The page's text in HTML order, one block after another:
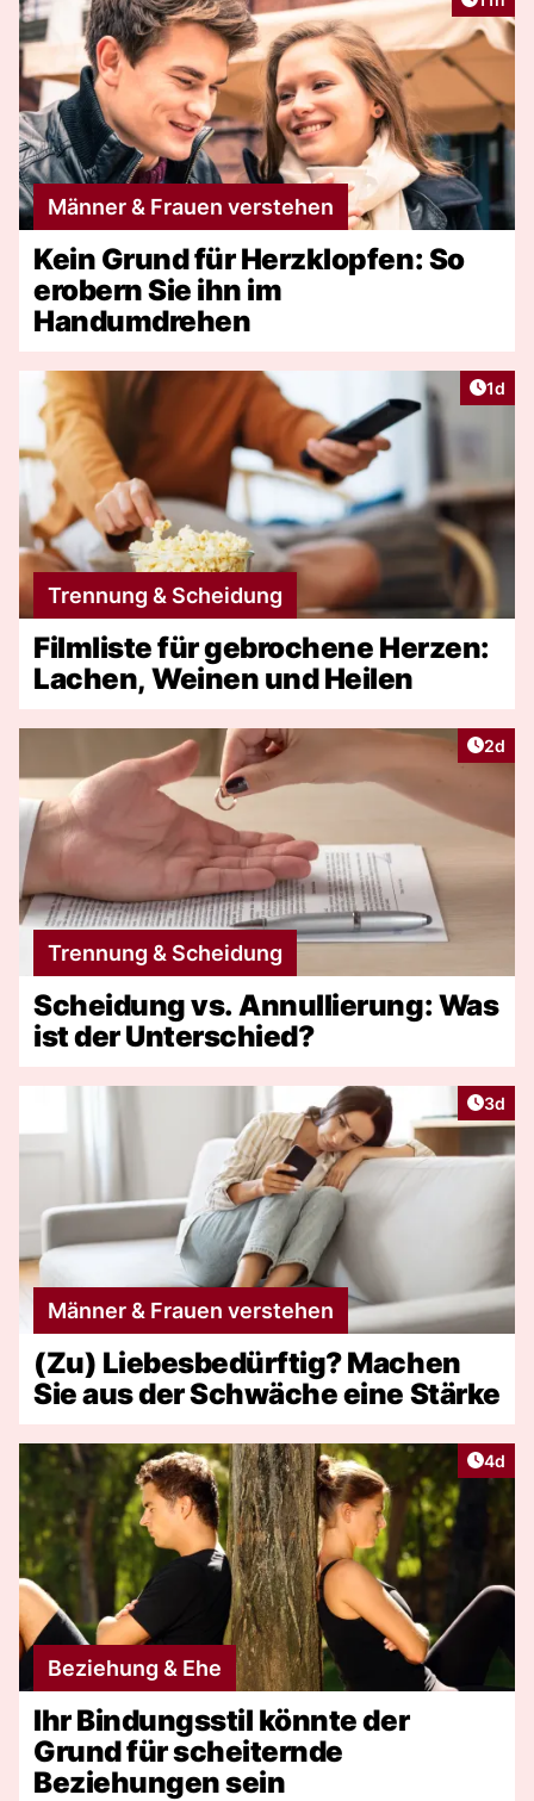
Männer & Frauen verstehen
Kein Grund für Herzklopfen: So
erobern Sie ihn im
Handumdrehen
1d
Trennung & Scheidung
Filmliste für gebrochene Herzen:
Lachen, Weinen und Heilen
2d
Trennung & Scheidung
Scheidung vs. Annullierung: Was
ist der Unterschied?
3d
Männer & Frauen verstehen
(Zu) Liebesbedürftig? Machen
Sie aus der Schwäche eine Stärke
4d
Beziehung & Ehe
Ihr Bindungsstil könnte der
Grund für scheiternde
Beziehungen sein